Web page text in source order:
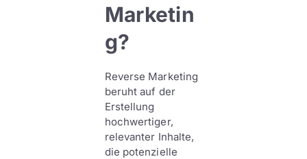
Marketin
g?
Reverse Marketing
beruht auf der
Erstellung
hochwertiger,
relevanter Inhalte,
die potenzielle